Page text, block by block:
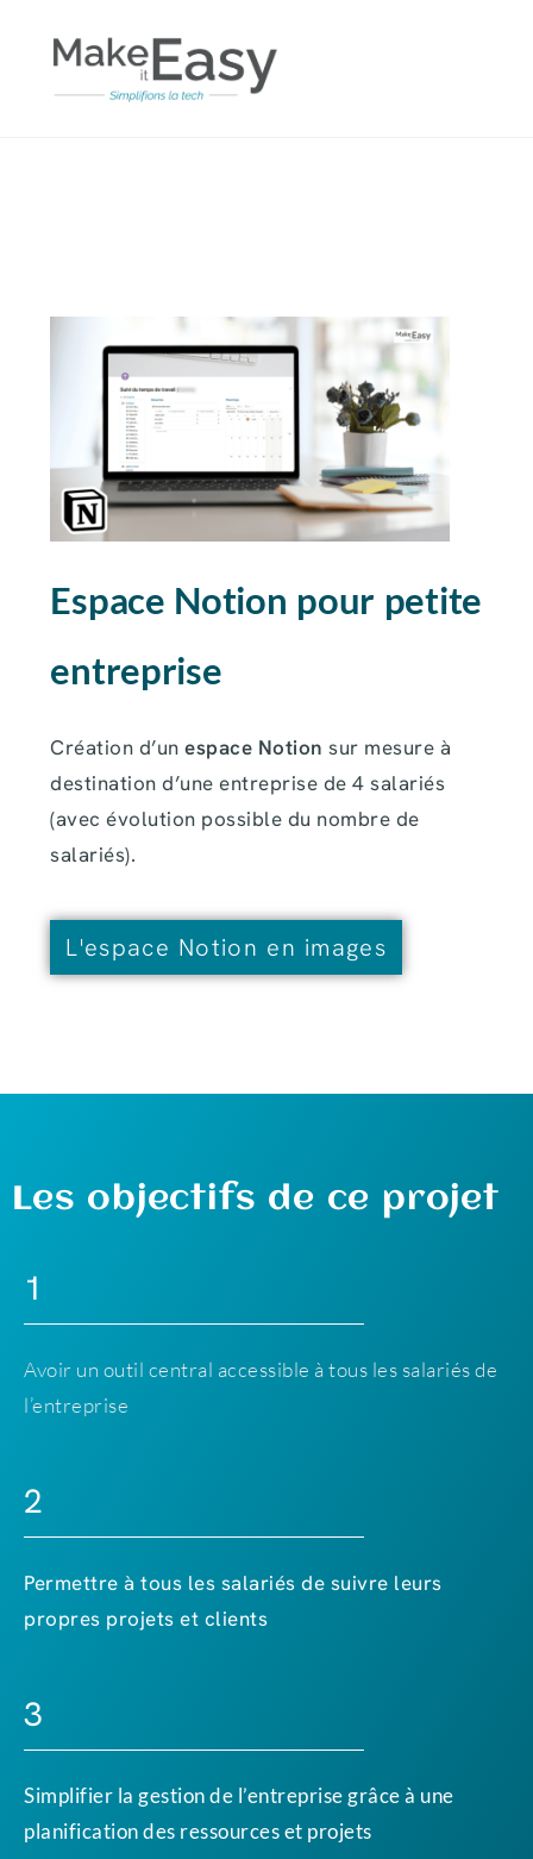
Espace Notion pour petite
entreprise
Création d’unespace Notion sur mesure à
destination d’une entreprise de 4 salariés
(avec évolution possible du nombre de
salariés).
L'espace Notion en images
Les objectifs de ce projet
1
Avoir un outil central accessible à tous les salariés de
l’entreprise
2
Permettre à tous les salariés de suivre leurs
propres projets et clients
3
Simplifier la gestion de l’entreprise grâce à une
planification des ressources et projets